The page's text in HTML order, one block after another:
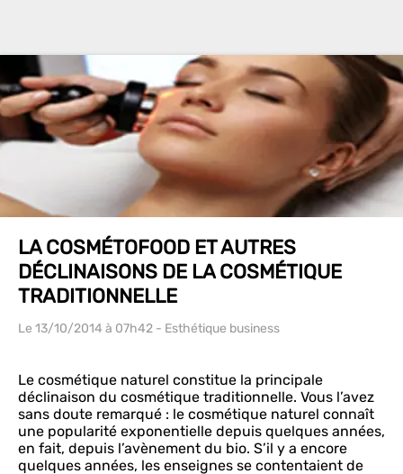
LA COSMÉTOFOOD ET AUTRES
DÉCLINAISONS DE LA COSMÉTIQUE
TRADITIONNELLE
Le 13/10/2014 à 07h42 - Esthétique business
Le cosmétique naturel constitue la principale
déclinaison du cosmétique traditionnelle. Vous l’avez
sans doute remarqué : le cosmétique naturel connaît
une popularité exponentielle depuis quelques années,
en fait, depuis l’avènement du bio. S’il y a encore
quelques années, les enseignes se contentaient de